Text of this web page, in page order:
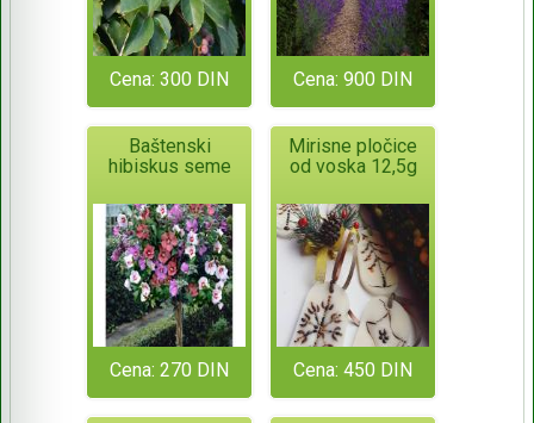
Cena: 300 DIN Cena: 900 DIN
Baštenski
hibiskus seme
Cena: 270 DIN
Mirisne pločice
od voska 12,5g
Cena: 450 DIN